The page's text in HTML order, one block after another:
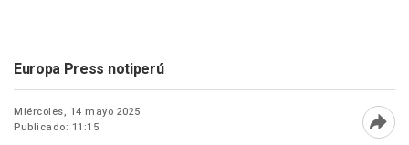
Europa Press notiperú
Miércoles, 14 mayo 2025
Publicado: 11:15